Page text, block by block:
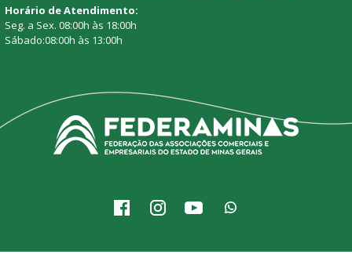
Horário de Atendimento:
Seg. a Sex. 08:00h às 18:00h
Sábado:08:00h às 13:00h